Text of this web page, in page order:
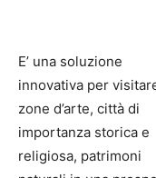
E’ una soluzione
innovativa per
zone d’arte, città di
importanza storica e
religiosa, patrimoni